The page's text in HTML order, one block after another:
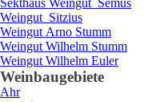
Sekthaus Weingut Semus
Weingut Sitzius
Weingut Arno Stumm
Weingut Wilhelm Stumm
Weingut Wilhelm Euler
Weinbaugebiete
Ahr